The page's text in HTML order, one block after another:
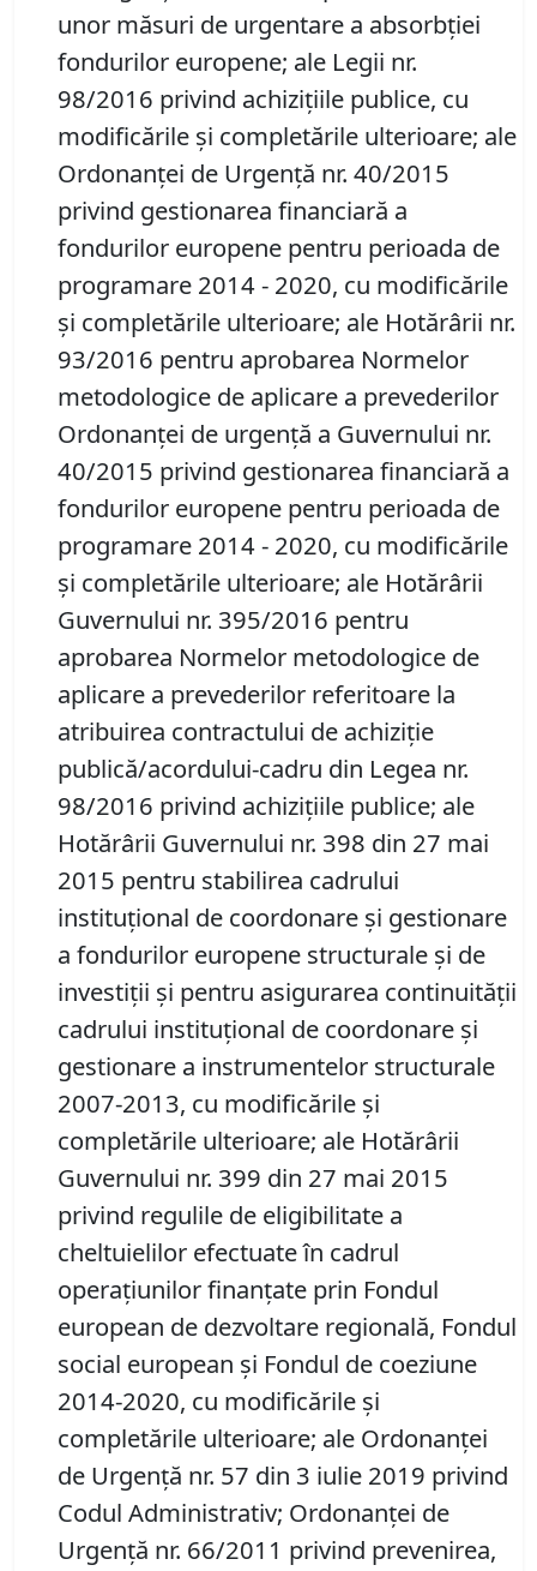
unor măsuri de urgentare a absorbției
fondurilor europene; ale Legii nr.
98/2016 privind achiziţiile publice, cu
modificările și completările ulterioare; ale
Ordonanței de Urgență nr. 40/2015
privind gestionarea financiară a
fondurilor europene pentru perioada de
programare 2014 - 2020, cu modificările
și completările ulterioare; ale Hotărârii nr.
93/2016 pentru aprobarea Normelor
metodologice de aplicare a prevederilor
Ordonanţei de urgenţă a Guvernului nr.
40/2015 privind gestionarea financiară a
fondurilor europene pentru perioada de
programare 2014 - 2020, cu modificările
și completările ulterioare; ale Hotărârii
Guvernului nr. 395/2016 pentru
aprobarea Normelor metodologice de
aplicare a prevederilor referitoare la
atribuirea contractului de achiziție
publică/acordului-cadru din Legea nr.
98/2016 privind achizițiile publice; ale
Hotărârii Guvernului nr. 398 din 27 mai
2015 pentru stabilirea cadrului
instituțional de coordonare și gestionare
a fondurilor europene structurale și de
investiții și pentru asigurarea continuității
cadrului instituțional de coordonare și
gestionare a instrumentelor structurale
2007-2013, cu modificările și
completările ulterioare; ale Hotărârii
Guvernului nr. 399 din 27 mai 2015
privind regulile de eligibilitate a
cheltuielilor efectuate în cadrul
operațiunilor finanțate prin Fondul
european de dezvoltare regională, Fondul
social european și Fondul de coeziune
2014-2020, cu modificările și
completările ulterioare; ale Ordonanței
de Urgență nr. 57 din 3 iulie 2019 privind
Codul Administrativ; Ordonanței de
Urgență nr. 66/2011 privind prevenirea,